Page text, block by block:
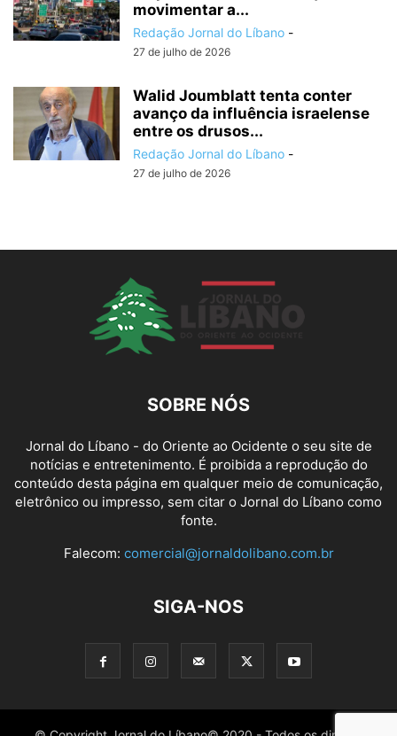
movimentar a...
Redação Jornal do Líbano -
27 de julho de 2026
Walid Joumblatt tenta conter
avanço da influência israelense
entre os drusos...
Redação Jornal do Líbano -
27 de julho de 2026
SOBRE NÓS
Jornal do Líbano - do Oriente ao Ocidente o seu site de
notícias e entretenimento. É proibida a reprodução do
conteúdo desta página em qualquer meio de comunicação,
eletrônico ou impresso, sem citar o Jornal do Líbano como
fonte.
Falecom: comercial@jornaldolibano.com.br
SIGA-NOS